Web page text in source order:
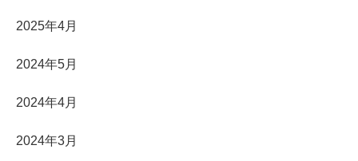
2025年4月
2024年5月
2024年4月
2024年3月